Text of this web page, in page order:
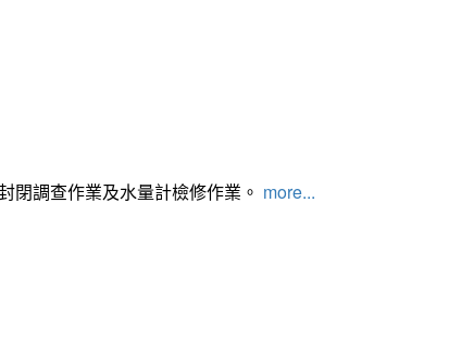
閉調查作業及水量計檢修作業。 more...